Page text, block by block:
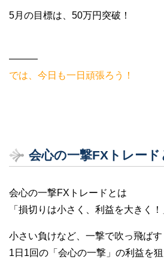
5月の目標は、50万円突破！
———
では、今日も一日頑張ろう！
会心の一撃FXトレード
会心の一撃FXトレードとは
「損切りは小さく、利益を大きく！
小さい負けなど、一撃で吹っ飛ばす
1日1回の「会心の一撃」の利益を狙